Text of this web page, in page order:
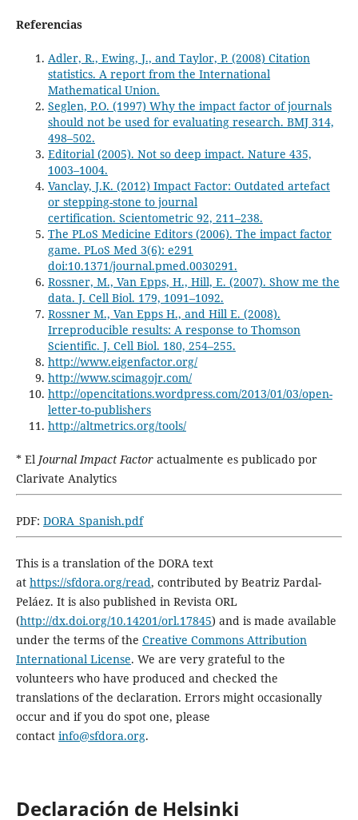
Referencias
Adler, R., Ewing, J., and Taylor, P. (2008) Citation
statistics. A report from the International
Mathematical Union.
Seglen, P.O. (1997) Why the impact factor of journals
should not be used for evaluating research. BMJ 314,
498–502.
Editorial (2005). Not so deep impact. Nature 435,
1003–1004.
Vanclay, J.K. (2012) Impact Factor: Outdated artefact
or stepping-stone to journal
certification. Scientometric 92, 211–238.
The PLoS Medicine Editors (2006). The impact factor
game. PLoS Med 3(6): e291
doi:10.1371/journal.pmed.0030291.
Rossner, M., Van Epps, H., Hill, E. (2007). Show me the
data. J. Cell Biol. 179, 1091–1092.
Rossner M., Van Epps H., and Hill E. (2008).
Irreproducible results: A response to Thomson
Scientific. J. Cell Biol. 180, 254–255.
http://www.eigenfactor.org/
http://www.scimagojr.com/
http://opencitations.wordpress.com/2013/01/03/open-
letter-to-publishers
http://altmetrics.org/tools/
* El Journal Impact Factor actualmente es publicado por
Clarivate Analytics
PDF: DORA_Spanish.pdf
This is a translation of the DORA text
at https://sfdora.org/read, contributed by Beatriz Pardal-
Peláez. It is also published in Revista ORL
(http://dx.doi.org/10.14201/orl.17845) and is made available
under the terms of the Creative Commons Attribution
International License. We are very grateful to the
volunteers who have produced and checked the
translations of the declaration. Errors might occasionally
occur and if you do spot one, please
contact info@sfdora.org.
Declaración de Helsinki